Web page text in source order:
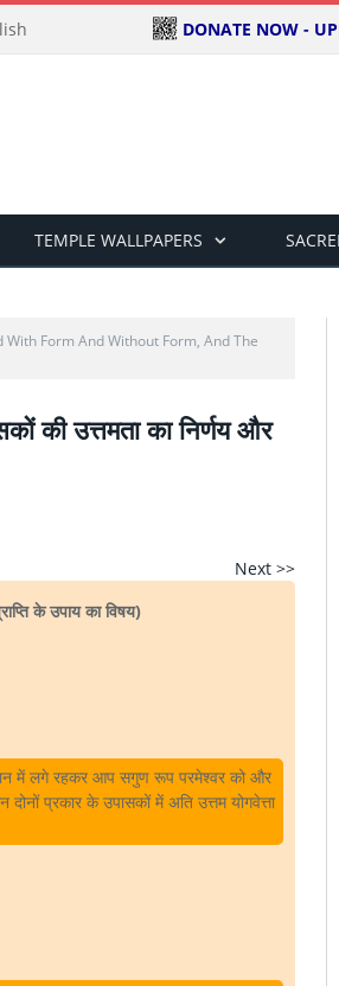
DONATE NOW -
TEMPLE WALLPAPERS
Form And Without Form, And The
की उत्तमता का निर्णय और
Next >>
के उपाय का विषय)
में लगे रहकर आप सगुण रूप परमेश्वर को और
प्रकार के उपासकों में अति उत्तम योगवेत्ता